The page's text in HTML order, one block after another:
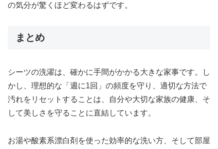
の気分が驚くほど変わるはずです。
まとめ
シーツの洗濯は、確かに手間がかかる大きな家事です。し
かし、理想的な「週に1回」の頻度を守り、適切な方法で
汚れをリセットすることは、自分や大切な家族の健康、そ
して美しさを守ることに直結しています。
お湯や酸素系漂白剤を使った効率的な洗い方、そして部屋